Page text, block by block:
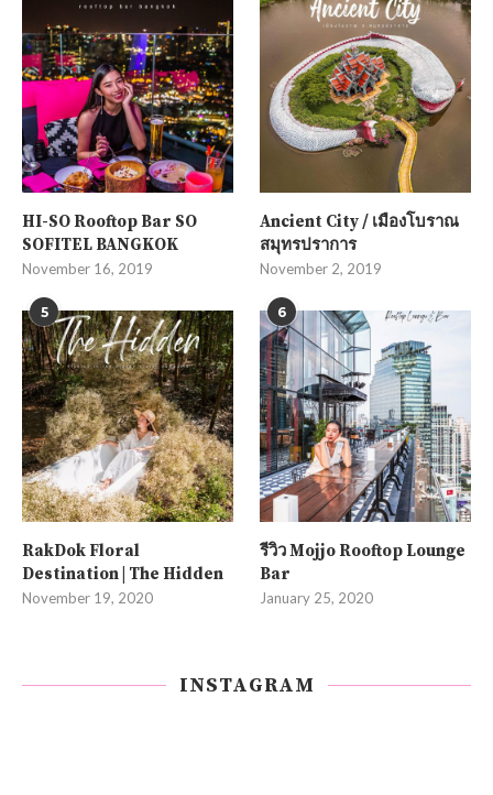
HI-SO Rooftop Bar SO
SOFITEL BANGKOK
November 16, 2019
Ancient City / เมืองโบราณ
สมุทรปราการ
November 2, 2019
5
RakDok Floral
Destination | The Hidden
November 19, 2020
6
รีวิว Mojjo Rooftop Lounge
Bar
January 25, 2020
INSTAGRAM